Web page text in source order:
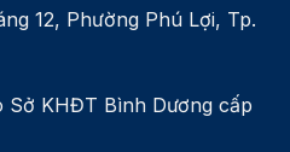
12, Phường Phú Lợi, Tp.
Sở KHĐT Bình Dương cấp